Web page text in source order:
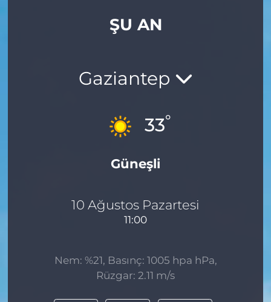
ŞU AN
Gaziantep
33°
Güneşli
10 Ağustos Pazartesi
11:00
Nem: %21, Basınç: 1005 hpa hPa,
Rüzgar: 2.11 m/s